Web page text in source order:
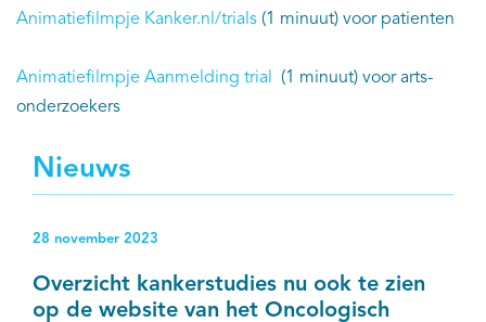
Animatiefilmpje Kanker.nl/trials (1 minuut) voor patienten
Animatiefilmpje Aanmelding trial (1 minuut) voor arts-
onderzoekers
Nieuws
28 november 2023
Overzicht kankerstudies nu ook te zien
op de website van het Oncologisch